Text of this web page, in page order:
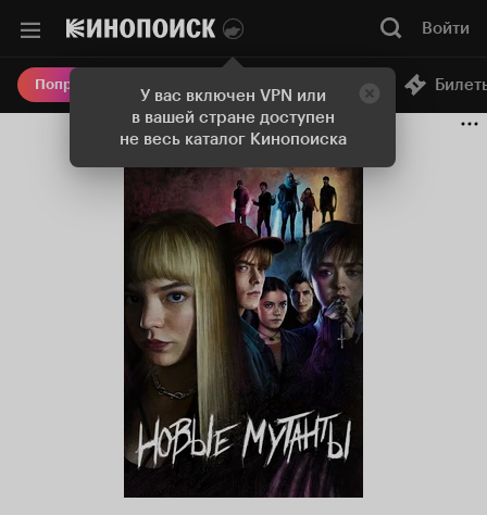
У вас включен VPN или
в вашей стране доступен
не весь каталог Кинопоиска
Войти
Попробовать Плюс Онлайн-кинотеатр